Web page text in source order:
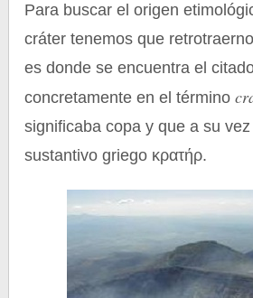
Para buscar el origen
cráter tenemos que
es donde se encuentra el
concretamente en el término
significaba copa y que a su
sustantivo griego κρατήρ.